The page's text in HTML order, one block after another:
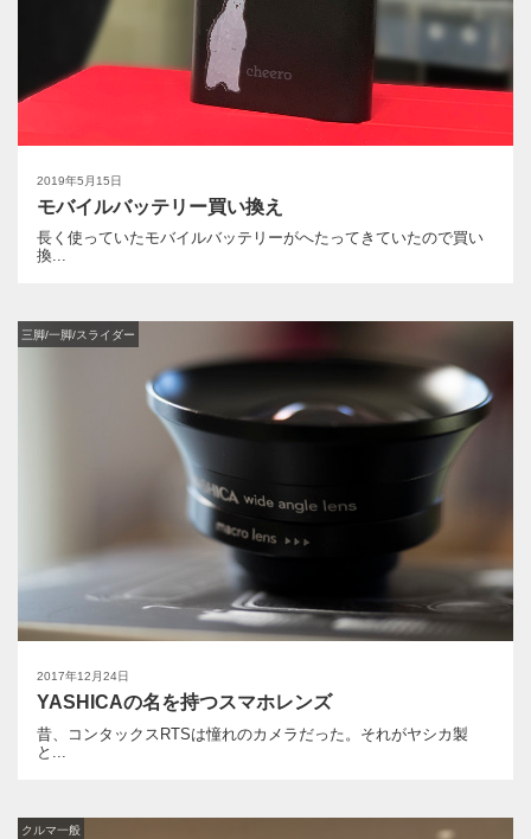
2019年5月15日
モバイルバッテリー買い換え
長く使っていたモバイルバッテリーがへたってきていたので買い
換...
2017年12月24日
三脚/一脚/スライダー
YASHICAの名を持つスマホレンズ
昔、コンタックスRTSは憧れのカメラだった。それがヤシカ製
と...
クルマ一般